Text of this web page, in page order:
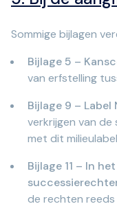
Sommige bijlagen
Bijlage 5 –
van erfstelling
Bijlage 9 –
verkrijgen van
met dit
Bijlage 11 – In
de rechten